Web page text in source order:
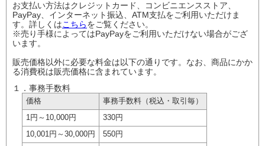
お支払い方法はクレジットカード、コンビニエンスストア、
PayPay、インターネット振込、ATM支払をご利用いただけま
す。詳しくはこちらをご覧ください。
※売り手様によってはPayPayをご利用いただけない場合がござ
います。
販売価格以外に必要な料金は以下の通りです。なお、商品にかか
る消費税は販売価格に含まれています。
１．事務手数料
価格 事務手数料 （税込・取引毎）
1円 ～10,000円
330円
10,001円 ～30,000円
550円